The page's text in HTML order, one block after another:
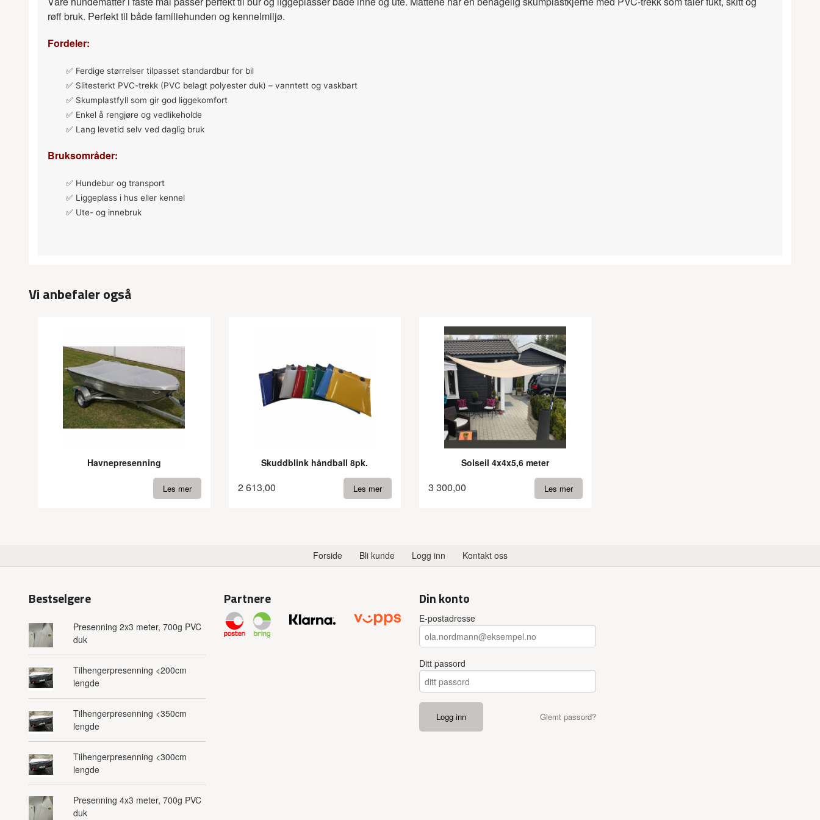
røff bruk. Perfekt til både familiehunden og kennelmiljø.
Fordeler:
✅ Ferdige størrelser tilpasset standardbur for bil
✅ Slitesterkt PVC-trekk (PVC belagt polyester duk) – vanntett og vaskbart
✅ Skumplastfyll som gir god liggekomfort
✅ Enkel å rengjøre og vedlikeholde
✅ Lang levetid selv ved daglig bruk
Bruksområder:
✅ Hundebur og transport
✅ Liggeplass i hus eller kennel
✅ Ute- og innebruk
Vi anbefaler også
Havnepresenning
Les mer
Skuddblink håndball 8pk.
2 613,00 Les mer
Solseil 4x4x5,6 meter
3 300,00 Les mer
Forside Bli kunde Logg inn Kontakt oss
Bestselgere
Presenning 2x3 meter, 700g PVC
duk
Tilhengerpresenning <200cm
lengde
Tilhengerpresenning <350cm
lengde
Tilhengerpresenning <300cm
lengde
Presenning 4x3 meter, 700g PVC
duk
Partnere Din konto
E-postadresse
Ditt passord
Glemt passord?